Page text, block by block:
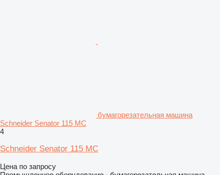
бумагорезательная машина
Schneider Senator 115 MC
4
Schneider Senator 115 MC
Цена по запросу